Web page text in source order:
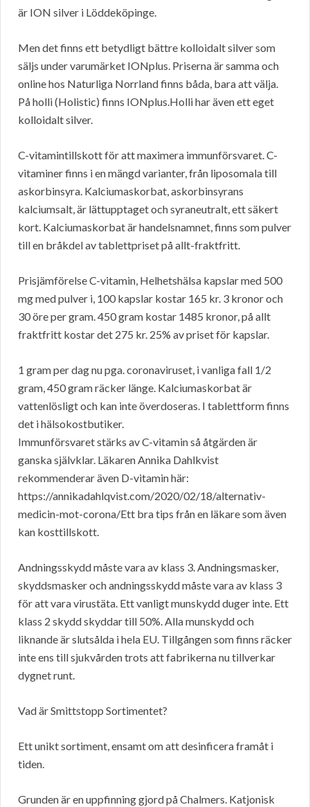
är ION silver i Löddeköpinge.
Men det finns ett betydligt bättre kolloidalt silver som
säljs under varumärket IONplus. Priserna är samma och
online hos Naturliga Norrland finns båda, bara att välja.
På holli (Holistic) finns IONplus.Holli har även ett eget
kolloidalt silver.
C-vitamintillskott för att maximera immunförsvaret. C-
vitaminer finns i en mängd varianter, från liposomala till
askorbinsyra. Kalciumaskorbat, askorbinsyrans
kalciumsalt, är lättupptaget och syraneutralt, ett säkert
kort. Kalciumaskorbat är handelsnamnet, finns som pulver
till en bråkdel av tablettpriset på allt-fraktfritt.
Prisjämförelse C-vitamin, Helhetshälsa kapslar med 500
mg med pulver i, 100 kapslar kostar 165 kr. 3 kronor och
30 öre per gram. 450 gram kostar 1485 kronor, på allt
fraktfritt kostar det 275 kr. 25% av priset för kapslar.
1 gram per dag nu pga. coronaviruset, i vanliga fall 1/2
gram, 450 gram räcker länge. Kalciumaskorbat är
vattenlösligt och kan inte överdoseras. I tablettform finns
det i hälsokostbutiker.
Immunförsvaret stärks av C-vitamin så åtgärden är
ganska självklar. Läkaren Annika Dahlkvist
rekommenderar även D-vitamin här:
https://annikadahlqvist.com/2020/02/18/alternativ-
medicin-mot-corona/Ett bra tips från en läkare som även
kan kosttillskott.
Andningsskydd måste vara av klass 3. Andningsmasker,
skyddsmasker och andningsskydd måste vara av klass 3
för att vara virustäta. Ett vanligt munskydd duger inte. Ett
klass 2 skydd skyddar till 50%. Alla munskydd och
liknande är slutsålda i hela EU. Tillgången som finns räcker
inte ens till sjukvården trots att fabrikerna nu tillverkar
dygnet runt.
Vad är Smittstopp Sortimentet?
Ett unikt sortiment, ensamt om att desinficera framåt i
tiden.
Grunden är en uppfinning gjord på Chalmers. Katjonisk